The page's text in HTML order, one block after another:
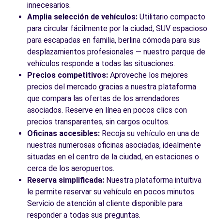
innecesarios.
Amplia selección de vehículos: Utilitario compacto
para circular fácilmente por la ciudad, SUV espacioso
para escapadas en familia, berlina cómoda para sus
desplazamientos profesionales — nuestro parque de
vehículos responde a todas las situaciones.
Precios competitivos: Aproveche los mejores
precios del mercado gracias a nuestra plataforma
que compara las ofertas de los arrendadores
asociados. Reserve en línea en pocos clics con
precios transparentes, sin cargos ocultos.
Oficinas accesibles: Recoja su vehículo en una de
nuestras numerosas oficinas asociadas, idealmente
situadas en el centro de la ciudad, en estaciones o
cerca de los aeropuertos.
Reserva simplificada: Nuestra plataforma intuitiva
le permite reservar su vehículo en pocos minutos.
Servicio de atención al cliente disponible para
responder a todas sus preguntas.